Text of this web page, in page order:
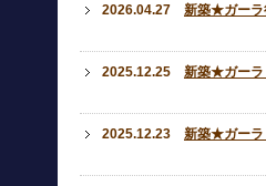
2026.04.27 新築★ガーラ
2025.12.25 新築★ガーラ
2025.12.23 新築★ガーラ